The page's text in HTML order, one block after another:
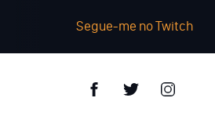
Segue-me no Twitch